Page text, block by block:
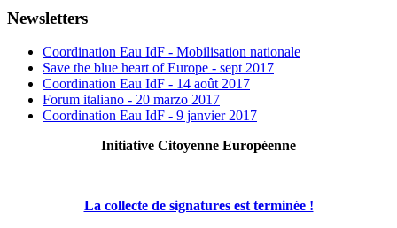
Newsletters
Coordination Eau IdF - Mobilisation nationale
Save the blue heart of Europe - sept 2017
Coordination Eau IdF - 14 août 2017
Forum italiano - 20 marzo 2017
Coordination Eau IdF - 9 janvier 2017
Initiative Citoyenne Européenne
La collecte de signatures est terminée !